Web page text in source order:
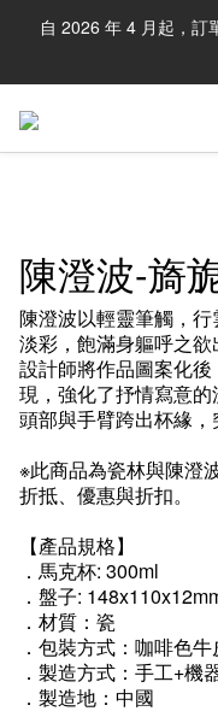
自 2026 年 4 月起，訂
陳澄波-旖
陳澄波以輕靈筆觸，
淡彩，飽滿身軀呼之欲
設計師將作品圖案化
現，強化了抒情寫意的
頭部與手臂跨出杯緣，
※此商品為瓷林與陳澄
折抵、優惠與折扣。
【產品規格】
．馬克杯: 300ml
．盤子:
．材質：瓷
．包裝方式：咖啡色牛
．製造方式：手工+機
．製造地：中國